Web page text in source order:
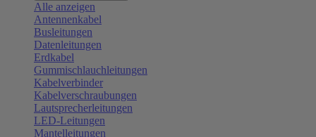
Alle anzeigen
Antennenkabel
Busleitungen
Datenleitungen
Erdkabel
Gummischlauchleitungen
Kabelverbinder
Kabelverschraubungen
Lautsprecherleitungen
LED-Leitungen
Mantelleitungen